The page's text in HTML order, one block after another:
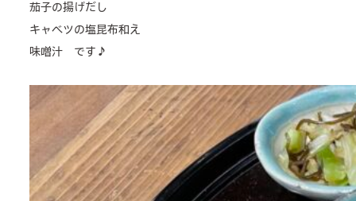
cafe
news & events
茄子の揚げだし
キャベツの塩昆布和え
味噌汁 です♪